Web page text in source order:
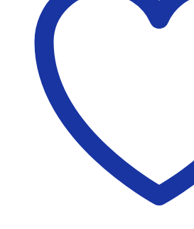
โอลิมเปีย
ET6200(Time
Recorder
Ribbon)